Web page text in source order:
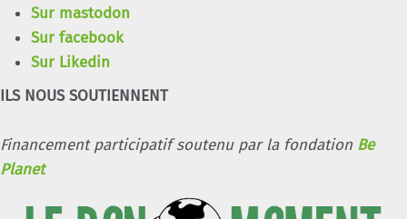
Sur mastodon
Sur facebook
Sur Likedin
ILS NOUS SOUTIENNENT
Financement participatif soutenu par la fondation Be
Planet